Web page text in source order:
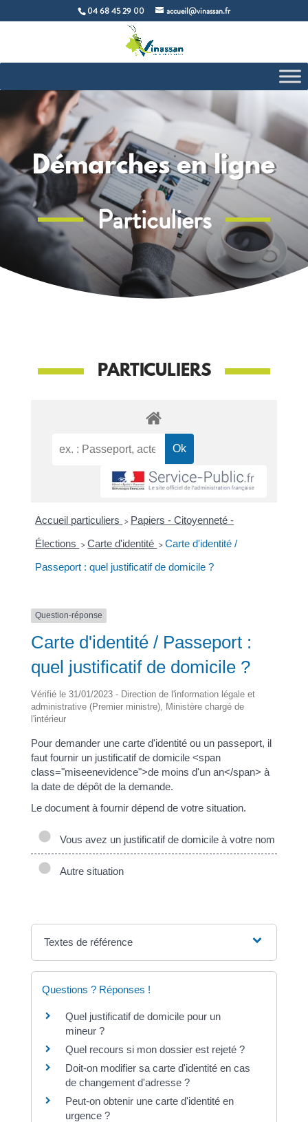
04 68 45 29 00 accueil@vinassan.fr
Démarches en ligne
Particuliers
PARTICULIERS
Accueil particuliers > Papiers - Citoyenneté -
Élections > Carte d'identité > Carte d'identité /
Passeport : quel justificatif de domicile ?
Question-réponse
Carte d'identité / Passeport :
quel justificatif de domicile ?
Vérifié le 31/01/2023 - Direction de l'information légale et
administrative (Premier ministre), Ministère chargé de
l'intérieur
Pour demander une carte d'identité ou un passeport, il
faut fournir un justificatif de domicile <span
class="miseenevidence">de moins d'un an</span> à
la date de dépôt de la demande.
Le document à fournir dépend de votre situation.
Vous avez un justificatif de domicile à votre nom
Autre situation
Textes de référence
Questions ? Réponses !
Quel justificatif de domicile pour un
mineur ?
Quel recours si mon dossier est rejeté ?
Doit-on modifier sa carte d'identité en cas
de changement d'adresse ?
Peut-on obtenir une carte d'identité en
urgence ?